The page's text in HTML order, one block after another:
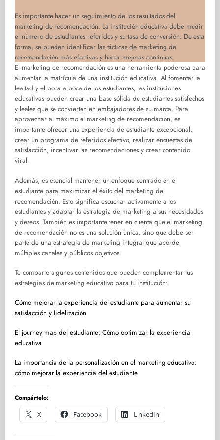
Es importante hacer un seguimiento de los resultados del
marketing de recomendación. La institución educativa debe medir
el número de estudiantes referidos y su tasa de conversión. De esta
forma, se pueden identificar las tácticas de marketing de
recomendación más efectivas y hacer mejoras continuas.
El marketing de recomendación es una herramienta poderosa para
aumentar la matrícula de una institución educativa. Al fomentar la
lealtad y el boca a boca de los estudiantes, las instituciones
educativas pueden crear una base sólida de estudiantes satisfechos
y leales que se convierten en embajadores de su marca. Para
aprovechar al máximo el marketing de recomendación, es
importante ofrecer una experiencia de estudiante excepcional,
crear un programa de referidos efectivo, realizar encuestas de
satisfacción, incentivar las recomendaciones y crear contenido
viral.
Además, es esencial mantener un enfoque centrado en el
estudiante para maximizar el éxito del marketing de
recomendación. Esto significa escuchar activamente a los
estudiantes y adaptar la estrategia de marketing a sus necesidades
y deseos. También es importante tener en cuenta que el marketing
de recomendación no es una solución única, sino que debe ser
parte de una estrategia de marketing integral que aborde
múltiples canales y públicos objetivos.
Te comparto algunos contenidos que pueden complementar tus
estrategias de marketing educativo para tu institución:
Cómo mejorar la experiencia del estudiante para aumentar su
satisfacción y fidelización
El journey map del estudiante: Cómo optimizar la experiencia
educativa
La importancia de la personalización en el marketing educativo:
cómo mejorar la experiencia del estudiante
Compártelo:
X
Facebook LinkedIn